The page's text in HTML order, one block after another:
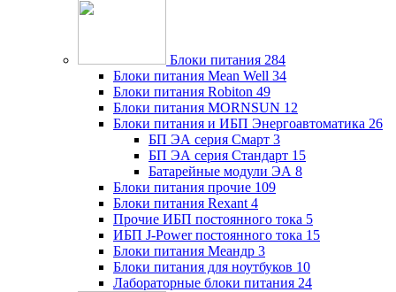
Блоки питания 284
Блоки питания Mean Well 34
Блоки питания Robiton 49
Блоки питания MORNSUN 12
Блоки питания и ИБП Энергоавтоматика 26
БП ЭА серия Смарт 3
БП ЭА серия Стандарт 15
Батарейные модули ЭА 8
Блоки питания прочие 109
Блоки питания Rexant 4
Прочие ИБП постоянного тока 5
ИБП J-Power постоянного тока 15
Блоки питания Меандр 3
Блоки питания для ноутбуков 10
Лабораторные блоки питания 24